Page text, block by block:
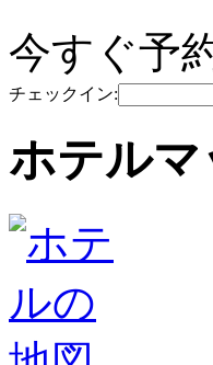
今すぐ予
チェックイン:
ホテルマ